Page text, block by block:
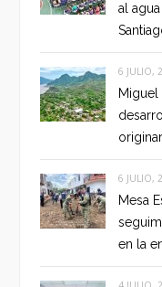
al
6 JULIO,
Miguel
6 JULIO,
Mesa
en la